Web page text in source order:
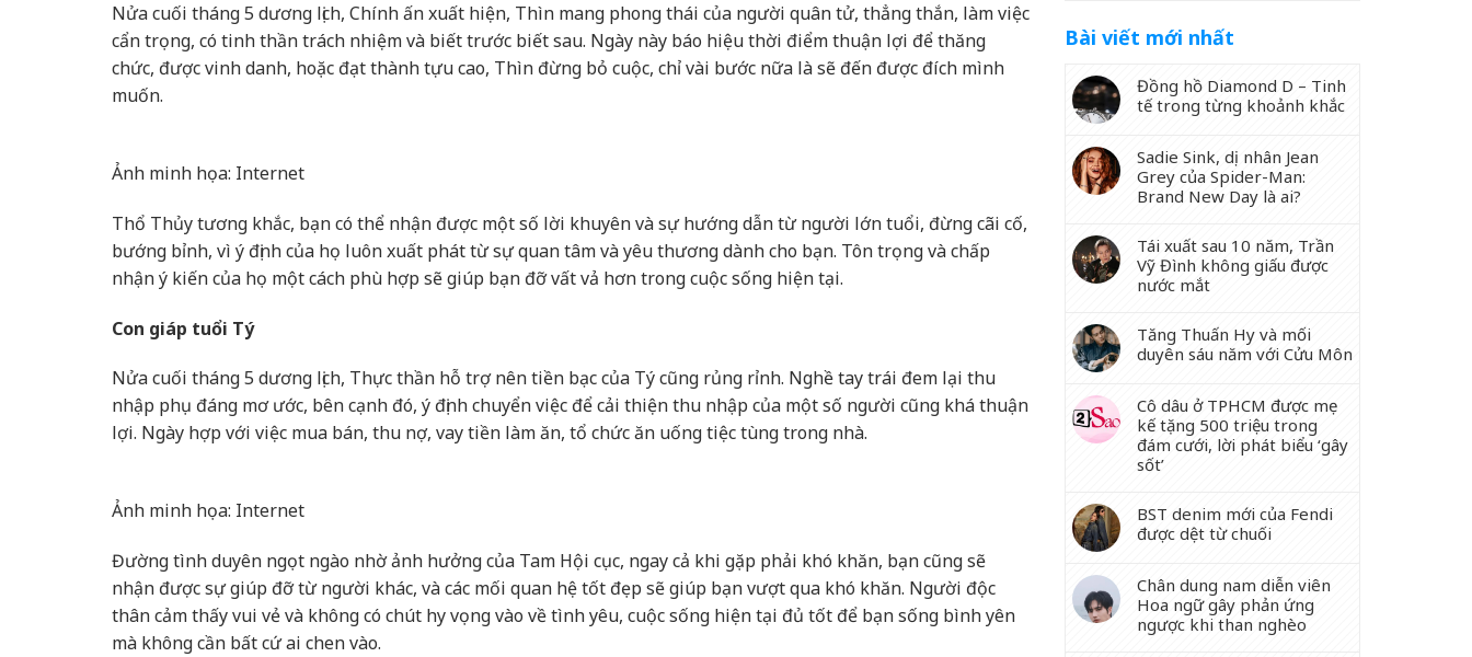
Nửa cuối tháng 5 dương lịch, Chính ấn xuất hiện, Thìn mang phong thái của người quân tử, thẳng thắn, làm việc
cẩn trọng, có tinh thần trách nhiệm và biết trước biết sau. Ngày này báo hiệu thời điểm thuận lợi để thăng
chức, được vinh danh, hoặc đạt thành tựu cao, Thìn đừng bỏ cuộc, chỉ vài bước nữa là sẽ đến được đích mình
muốn.
Ảnh minh họa: Internet
Thổ Thủy tương khắc, bạn có thể nhận được một số lời khuyên và sự hướng dẫn từ người lớn tuổi, đừng cãi cố,
bướng bỉnh, vì ý định của họ luôn xuất phát từ sự quan tâm và yêu thương dành cho bạn. Tôn trọng và chấp
nhận ý kiến ​​của họ một cách phù hợp sẽ giúp bạn đỡ vất vả hơn trong cuộc sống hiện tại.
Con giáp tuổi Tý
Nửa cuối tháng 5 dương lịch, Thực thần hỗ trợ nên tiền bạc của Tý cũng rủng rỉnh. Nghề tay trái đem lại thu
nhập phụ đáng mơ ước, bên cạnh đó, ý định chuyển việc để cải thiện thu nhập của một số người cũng khá thuận
lợi. Ngày hợp với việc mua bán, thu nợ, vay tiền làm ăn, tổ chức ăn uống tiệc tùng trong nhà.
Ảnh minh họa: Internet
Đường tình duyên ngọt ngào nhờ ảnh hưởng của Tam Hội cục, ngay cả khi gặp phải khó khăn, bạn cũng sẽ
nhận được sự giúp đỡ từ người khác, và các mối quan hệ tốt đẹp sẽ giúp bạn vượt qua khó khăn. Người độc
thân cảm thấy vui vẻ và không có chút hy vọng vào về tình yêu, cuộc sống hiện tại đủ tốt để bạn sống bình yên
mà không cần bất cứ ai chen vào.
Bài viết mới nhất
Đồng hồ Diamond D – Tinh
tế trong từng khoảnh khắc
Sadie Sink, dị nhân Jean
Grey của Spider-Man:
Brand New Day là ai?
Tái xuất sau 10 năm, Trần
Vỹ Đình không giấu được
nước mắt
Tăng Thuấn Hy và mối
duyên sáu năm với Cửu Môn
Cô dâu ở TPHCM được mẹ
kế tặng 500 triệu trong
đám cưới, lời phát biểu ‘gây
sốt’
BST denim mới của Fendi
được dệt từ chuối
Chân dung nam diễn viên
Hoa ngữ gây phản ứng
ngược khi than nghèo